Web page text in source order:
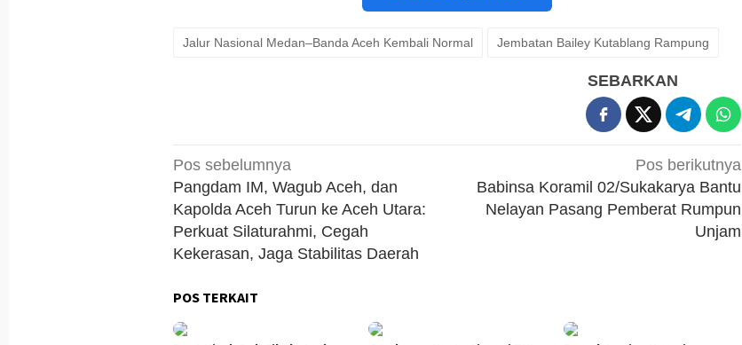
Jalur Nasional Medan–Banda Aceh Kembali Normal Jembatan Bailey Kutablang Rampung
SEBARKAN
Navigasi
pos
Pos sebelumnya
Pangdam IM, Wagub Aceh, dan
Kapolda Aceh Turun ke Aceh Utara:
Perkuat Silaturahmi, Cegah
Kekerasan, Jaga Stabilitas Daerah
Pos berikutnya
Babinsa Koramil 02/Sukakarya Bantu
Nelayan Pasang Pemberat Rumpun
Unjam
POS TERKAIT